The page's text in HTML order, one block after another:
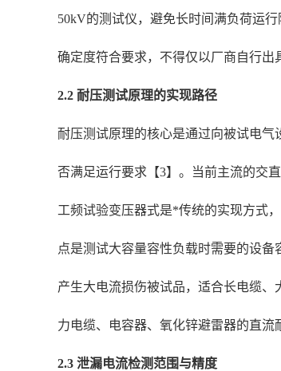
50kV的测试仪，避免长时间满负荷运
确定度符合要求，不得仅以厂商自行出
2.2 耐压测试原理的实现路径
耐压测试原理的核心是通过向被试电
否满足运行要求【3】。当前主流的交
工频试验变压器式是*传统的实现方式
点是测试大容量容性负载时需要的设
产生大电流损伤被试品，适合长电缆
力电缆、电容器、氧化锌避雷器的直流
2.3 泄漏电流检测范围与精度